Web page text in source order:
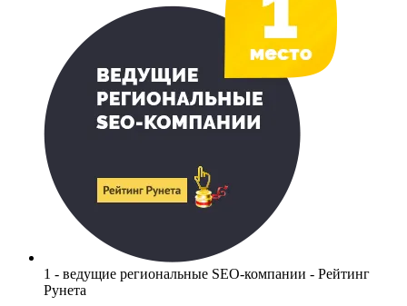
1 - ведущие региональные SEO-компании - Рейтинг
Рунета